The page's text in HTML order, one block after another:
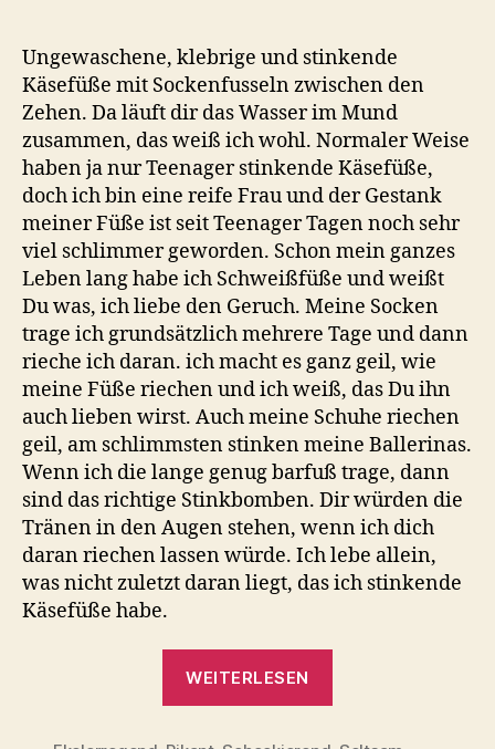
Ungewaschene, klebrige und stinkende
Käsefüße mit Sockenfusseln zwischen den
Zehen. Da läuft dir das Wasser im Mund
zusammen, das weiß ich wohl. Normaler Weise
haben ja nur Teenager stinkende Käsefüße,
doch ich bin eine reife Frau und der Gestank
meiner Füße ist seit Teenager Tagen noch sehr
viel schlimmer geworden. Schon mein ganzes
Leben lang habe ich Schweißfüße und weißt
Du was, ich liebe den Geruch. Meine Socken
trage ich grundsätzlich mehrere Tage und dann
rieche ich daran. ich macht es ganz geil, wie
meine Füße riechen und ich weiß, das Du ihn
auch lieben wirst. Auch meine Schuhe riechen
geil, am schlimmsten stinken meine Ballerinas.
Wenn ich die lange genug barfuß trage, dann
sind das richtige Stinkbomben. Dir würden die
Tränen in den Augen stehen, wenn ich dich
daran riechen lassen würde. Ich lebe allein,
was nicht zuletzt daran liegt, das ich stinkende
Käsefüße habe.
WEITERLESEN